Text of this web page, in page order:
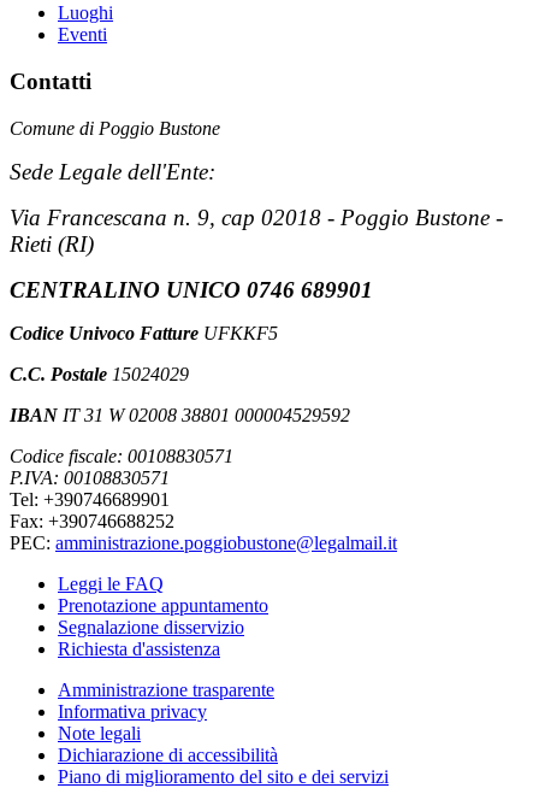
Luoghi
Eventi
Contatti
Comune di Poggio Bustone
Sede Legale dell'Ente:
Via Francescana n. 9, cap 02018 - Poggio Bustone -
Rieti (RI)
CENTRALINO UNICO 0746 689901
Codice Univoco Fatture UFKKF5
C.C. Postale 15024029
IBAN IT 31 W 02008 38801 000004529592
Codice fiscale: 00108830571
P.IVA: 00108830571
Tel: +390746689901
Fax: +390746688252
PEC: amministrazione.poggiobustone@legalmail.it
Leggi le FAQ
Prenotazione appuntamento
Segnalazione disservizio
Richiesta d'assistenza
Amministrazione trasparente
Informativa privacy
Note legali
Dichiarazione di accessibilità
Piano di miglioramento del sito e dei servizi